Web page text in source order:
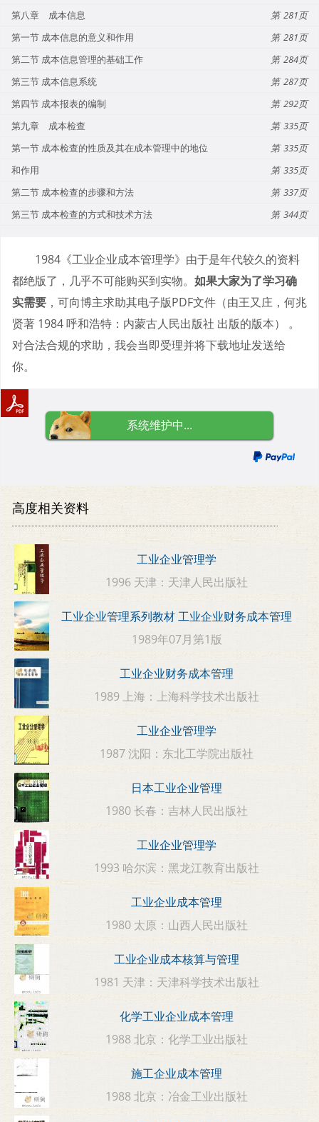
第八章 成本信息
281
第一节 成本信息的意义和作用
281
第二节 成本信息管理的基础工作
284
第三节 成本信息系统
287
第四节 成本报表的编制
292
第九章 成本检查
335
第一节 成本检查的性质及其在成本管理中的地位
335
和作用
335
第二节 成本检查的步骤和方法
337
第三节 成本检查的方式和技术方法
344
1984《工业企业成本管理学》由于是年代较久的资料
都绝版了，几乎不可能购买到实物。 如果大家为了学习确
实需要 ，可向博主求助其电子版PDF文件（由王又庄，何兆
贤著 1984 呼和浩特：内蒙古人民出版社 出版的版本） 。
对合法合规的求助，我会当即受理并将下载地址发送给
你。
系统维护中...
高度相关资料
工业企业管理学
1996 天津：天津人民出版社
工业企业管理系列教材 工业企业财务成本管理
1989年07月第1版
工业企业财务成本管理
1989 上海：上海科学技术出版社
工业企业管理学
1987 沈阳：东北工学院出版社
日本工业企业管理
1980 长春：吉林人民出版社
工业企业管理学
1993 哈尔滨：黑龙江教育出版社
工业企业成本管理
1980 太原：山西人民出版社
工业企业成本核算与管理
1981 天津：天津科学技术出版社
化学工业企业成本管理
1988 北京：化学工业出版社
施工企业成本管理
1988 北京：冶金工业出版社